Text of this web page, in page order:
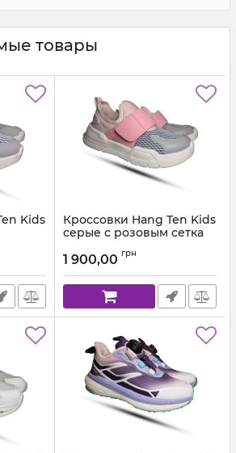
товары
Kids
Кроссовки Hang Ten Kids
серые с розовым сетка
Артикул: DS2510158A.1 (31-37)
1 900,00 грн